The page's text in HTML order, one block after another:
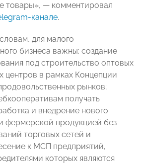
товары», — комментировал
канале.
для малого
бизнеса важны: создание
под строительство оптовых
центров в рамках Концепции
рынков;
получать
и внедрение нового
фермерской продукцией без
торговых сетей и
к МСП предприятий,
которых являются